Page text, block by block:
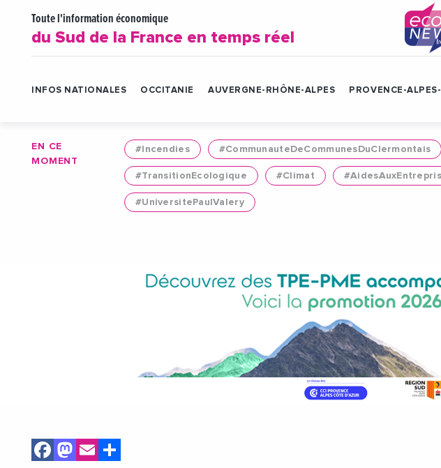
Toute l'information économique
du Sud de la France en temps réel
INFOS NATIONALES OCCITANIE AUVERGNE-RHÔNE-ALPES PROVENCE-
EN CE
MOMENT
#Incendies #CommunauteDeCommunesDuClermontais
#TransitionEcologique #Climat
#UniversitePaulValery
Facebook
Mastodon
Email